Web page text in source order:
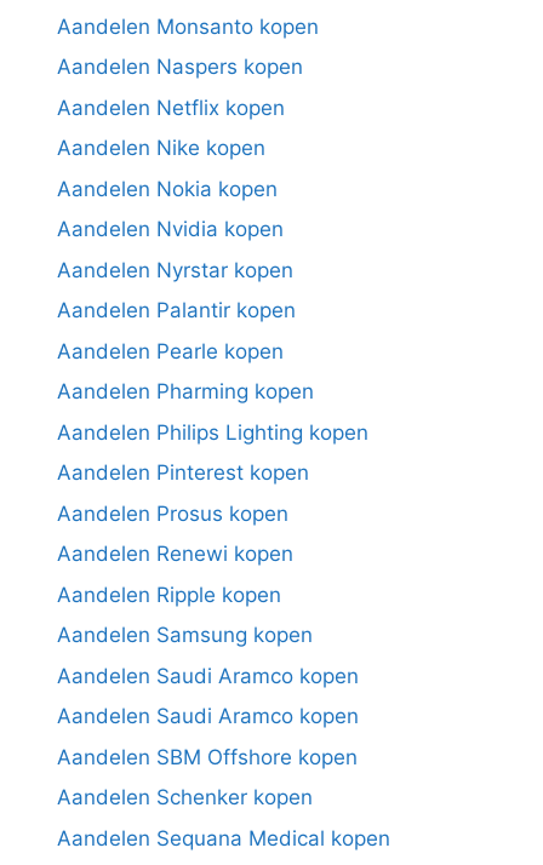
Aandelen Monsanto kopen
Aandelen Naspers kopen
Aandelen Netflix kopen
Aandelen Nike kopen
Aandelen Nokia kopen
Aandelen Nvidia kopen
Aandelen Nyrstar kopen
Aandelen Palantir kopen
Aandelen Pearle kopen
Aandelen Pharming kopen
Aandelen Philips Lighting kopen
Aandelen Pinterest kopen
Aandelen Prosus kopen
Aandelen Renewi kopen
Aandelen Ripple kopen
Aandelen Samsung kopen
Aandelen Saudi Aramco kopen
Aandelen Saudi Aramco kopen
Aandelen SBM Offshore kopen
Aandelen Schenker kopen
Aandelen Sequana Medical kopen